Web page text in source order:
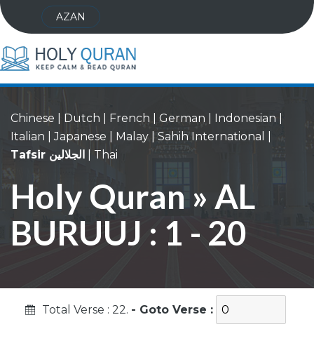
AZAN
Chinese Dutch French German Indonesian
Italian |Japanese Malay Sahih International
Tafsir الجلالين
Thai
Holy Quran » AL
BURUUJ : 1 - 20
Total Verse : 22. - Goto Verse :